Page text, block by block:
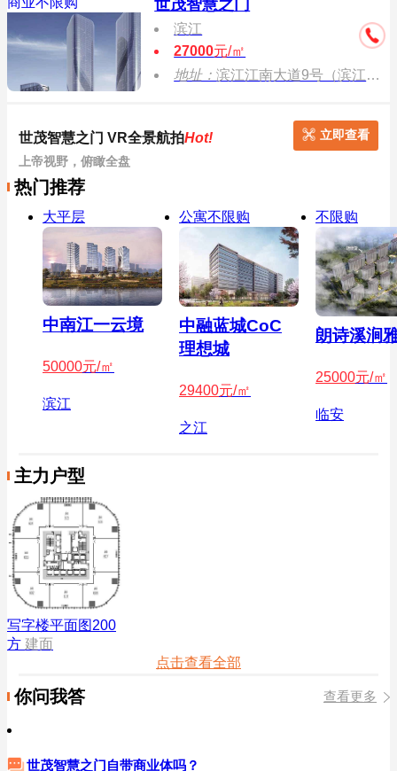
世茂智慧之门
滨江
27000元/㎡
地址：滨江江南大道9号（滨江交警大队二中队南侧100米）
世茂智慧之门 VR全景航拍Hot!
上帝视野，俯瞰全盘
立即查看
热门推荐
大平层
中南江一云境
50000元/㎡
滨江
公寓不限购
中融蓝城CoC
理想城
29400元/㎡
之江
不限购
朗诗溪涧
25000元/㎡
临安
主力户型
写字楼平面图200
方 建面
点击查看全部
你问我答 查看更多
世茂智慧之门自带商业体吗？